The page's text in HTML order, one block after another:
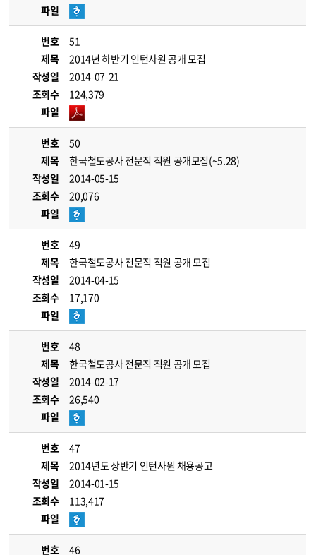
파일
번호
51
제목
2014년 하반기 인턴사원 공개 모집
작성일
2014-07-21
조회수
124,379
파일
번호
50
제목
한국철도공사 전문직 직원 공개모집(~5.28)
작성일
2014-05-15
조회수
20,076
파일
번호
49
제목
한국철도공사 전문직 직원 공개 모집
작성일
2014-04-15
조회수
17,170
파일
번호
48
제목
한국철도공사 전문직 직원 공개 모집
작성일
2014-02-17
조회수
26,540
파일
번호
47
제목
2014년도 상반기 인턴사원 채용공고
작성일
2014-01-15
조회수
113,417
파일
번호
46